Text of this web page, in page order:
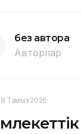
без автора
Авторлар
Тамыз 2026